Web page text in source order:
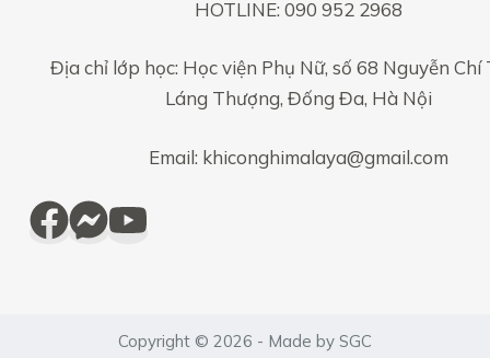
HOTLINE: 090 952 2968
Địa chỉ lớp học: Học viện Phụ Nữ, số 68 Nguyễn Chí
Láng Thượng, Đống Đa, Hà Nội
Email: khiconghimalaya@gmail.com
Copyright © 2026 - Made by SGC